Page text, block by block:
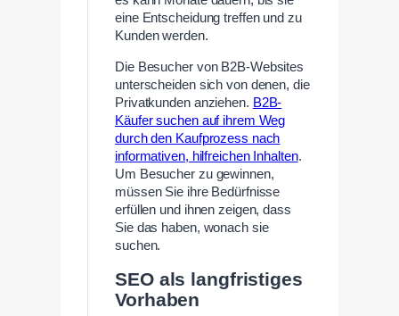
eine Entscheidung treffen und zu
Kunden werden.
Die Besucher von B2B-Websites
unterscheiden sich von denen, die
Privatkunden anziehen. B2B-
Käufer suchen auf ihrem Weg
durch den Kaufprozess nach
informativen, hilfreichen Inhalten.
Um Besucher zu gewinnen,
müssen Sie ihre Bedürfnisse
erfüllen und ihnen zeigen, dass
Sie das haben, wonach sie
suchen.
SEO als langfristiges
Vorhaben